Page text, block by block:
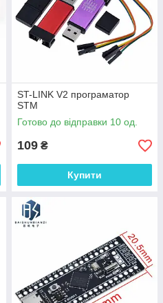
ST-LINK V2 програматор
STM
Готово до відправки 10 од.
109 ₴
Купити